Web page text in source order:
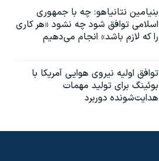
بنیامین نتانیاهو: چه با جمهوری
اسلامی توافق شود چه نشود «هر کاری
را که لازم باشد» انجام می‌دهیم
توافق اولیه نیروی هوایی آمریکا با
بوئينگ برای تولید مهمات
هدایت‌شونده دوربرد